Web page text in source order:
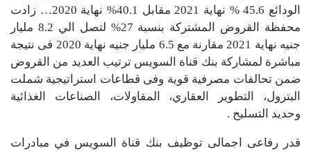
الودائع 45.6 % نهاية 2021 مقابل 40.1% نهاية 2020… زادت
محفظة القروض المشتركة بنسبة 27% لتصل الي 8.2 مليار
جنيه نهاية 2021 مقارنة مع 6.5 مليار جنيه نهاية 2020 فى نتيجة
مباشرة لمشاركة بنك قناة السويس ترتيب العديد من القروض
ضمن تحالفات مصرفية قوية وفى قطاعات استراتيجية شملت
البترول، التطوير العقاري، المقاولات، الصناعات الغذائية
وحديد التسليح .
قدر رفاعى اجمالى توظيف بنك قناة السويس في مبادرات